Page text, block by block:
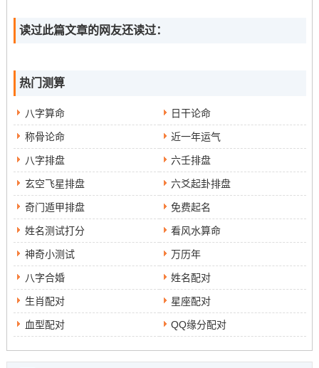
慰。
相信只要来到这个地方 -他们就会找到自己的姻缘。
个古老的传统深深根植于传统习俗他们相信只要虔诚地祈
求~他们就会在这儿找到他们想要的爱情跟幸福。假如你也
正在寻找爱情，为什么不来到此地，看这些神圣的地方会
为你带来什么呢？
读过此篇文章的网友还读过：
热门测算
八字算命 日干论命
称骨论命 近一年运气
八字排盘 六壬排盘
玄空飞星排盘 六爻起卦排盘
奇门遁甲排盘 免费起名
姓名测试打分 看风水算命
神奇小测试 万历年
八字合婚 姓名配对
生肖配对 星座配对
血型配对 QQ缘分配对